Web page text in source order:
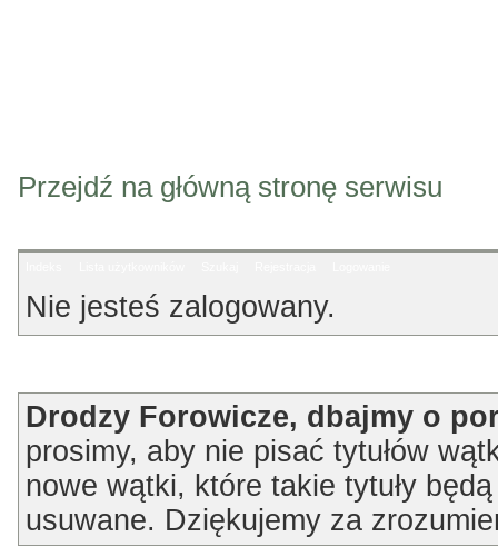
Przejdź na główną stronę serwisu
Nie jesteś zalogowany.
Drodzy Forowicze, dbajmy o
prosimy, aby nie pisać tytułów
nowe wątki, które takie tytuły
usuwane. Dziękujemy za